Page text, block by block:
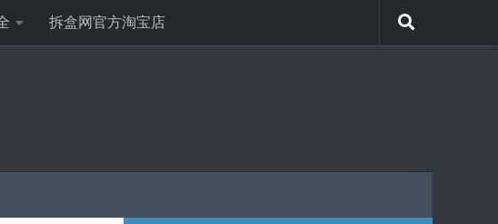
拆盒网官方淘宝店